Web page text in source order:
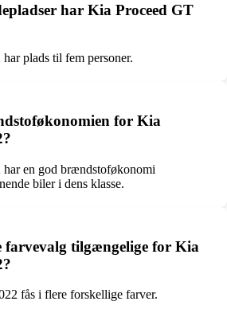
har Kia Proceed GT
plads til fem personer.
for Kia
en god brændstoføkonomi
biler i dens klasse.
farvevalg tilgængelige for Kia
fås i flere forskellige farver.